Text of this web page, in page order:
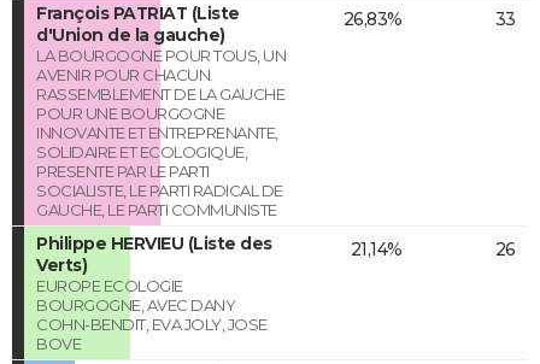
François PATRIAT (Liste
d'Union de la gauche)
LA BOURGOGNE POUR TOUS, UN
AVENIR POUR CHACUN.
RASSEMBLEMENT DE LA GAUCHE
POUR UNE BOURGOGNE
INNOVANTE ET ENTREPRENANTE,
SOLIDAIRE ET ECOLOGIQUE,
PRESENTE PAR LE PARTI
SOCIALISTE, LE PARTI RADICAL DE
GAUCHE, LE PARTI COMMUNISTE
26,83% 33
Philippe HERVIEU (Liste des
Verts)
EUROPE ECOLOGIE
BOURGOGNE, AVEC DANY
COHN-BENDIT, EVA JOLY, JOSE
BOVE
21,14% 26